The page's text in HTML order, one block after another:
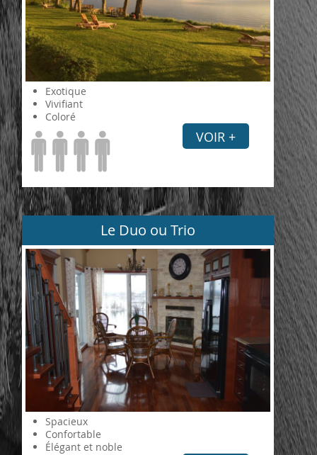
Exotique
Vivifiant
Coloré
VOIR +
Le Duo ou Trio
Spacieux
Confortable
Élégant et noble